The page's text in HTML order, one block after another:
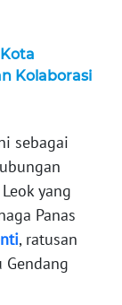
Kolaborasi
sebagai
yang
Panas
, ratusan